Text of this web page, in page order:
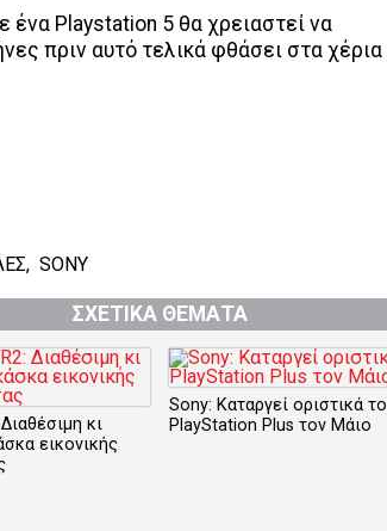
Playstation 5 θα χρειαστεί να
πριν αυτό τελικά φθάσει στα χέρια
, SONY
ΣΧΕΤΙΚΑ ΘΕΜΑΤΑ
κι
εικονικής
Sony: Καταργεί οριστικά το
PlayStation Plus τον Μάιο